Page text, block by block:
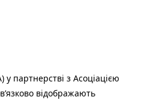
партнерстві з Асоціацією
відображають